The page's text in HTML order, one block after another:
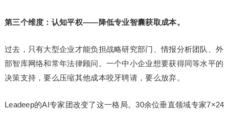
第三个维度：认知平权——降低专业智囊获取成本。
过去，只有大型企业才能负担战略研究部门、情报分析团队、外
部智库网络和常年法律顾问。一个中小企业想要获得同等水平的
决策支持，要么压缩其他成本咬牙聘请，要么放弃。
Leadeep的AI专家团改变了这一格局。30余位垂直领域专家7×24